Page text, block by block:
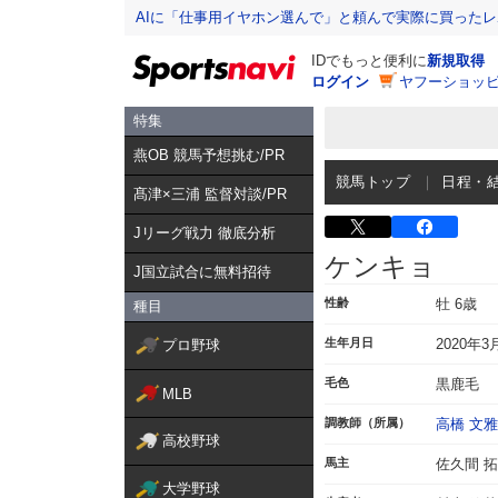
AIに「仕事用イヤホン選んで」と頼んで実際に買った
IDでもっと便利に新規取得
ログイン
ヤフーショッ
特集
燕OB 競馬予想挑む/PR
髙津×三浦 監督対談/PR
Jリーグ戦力 徹底分析
J国立試合に無料招待
種目
プロ野球
MLB
高校野球
大学野球
競馬トップ 日程・
ケンキョ
性齢 牡 6歳
生年月日 2020年3
毛色 黒鹿毛
調教師（所属） 高橋 文雅
馬主 佐久間